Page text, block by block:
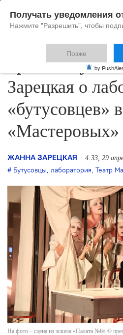
Грани
Зарецкая о
«бутусовцев» в
«Мастеровых»
ЖАННА ЗАРЕЦКАЯ 4:33, 29
Бутусовцы, лаборатория, Театр
На фото – сцена из эскиза «Палата №6» ©
Получать уведомления
Нажмите "Разрешить", чтобы
Позже
by